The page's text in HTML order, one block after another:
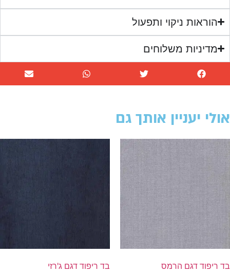
ניקוי ותפעול
משלוחים
יעניין אותך גם
דגם הרמס בד ריפוד דגם ג'רזי